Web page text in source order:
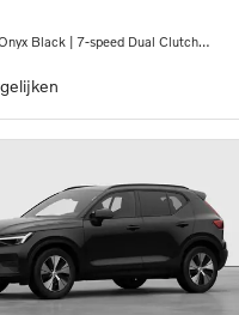
Black | 7-speed Dual Clutch